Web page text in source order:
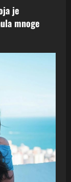
je
mnoge